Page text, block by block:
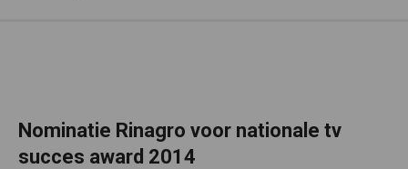
Nominatie Rinagro voor nationale tv
succes award 2014